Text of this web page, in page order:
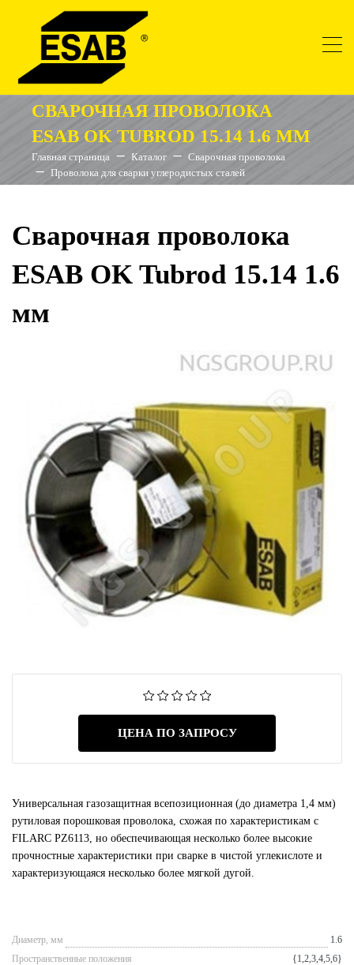
СВАРОЧНАЯ ПРОВОЛОКА
ESAB OK TUBROD 15.14 1.6 ММ
Главная страница Каталог
Сварочная проволока
Проволока для сварки углеродистых сталей
Сварочная проволока
ESAB OK Tubrod 15.14 1.6
мм
ЦЕНА ПО ЗАПРОСУ
Универсальная газозащитная всепозиционная (до диаметра 1,4 мм)
рутиловая порошковая проволока, схожая по характеристикам с
FILARC PZ6113, но обеспечивающая несколько более высокие
прочностные характеристики при сварке в чистой углекислоте и
характеризующаяся несколько более мягкой дугой.
Диаметр, мм
1.6
Пространственные положения
{1,2,3,4,5,6}